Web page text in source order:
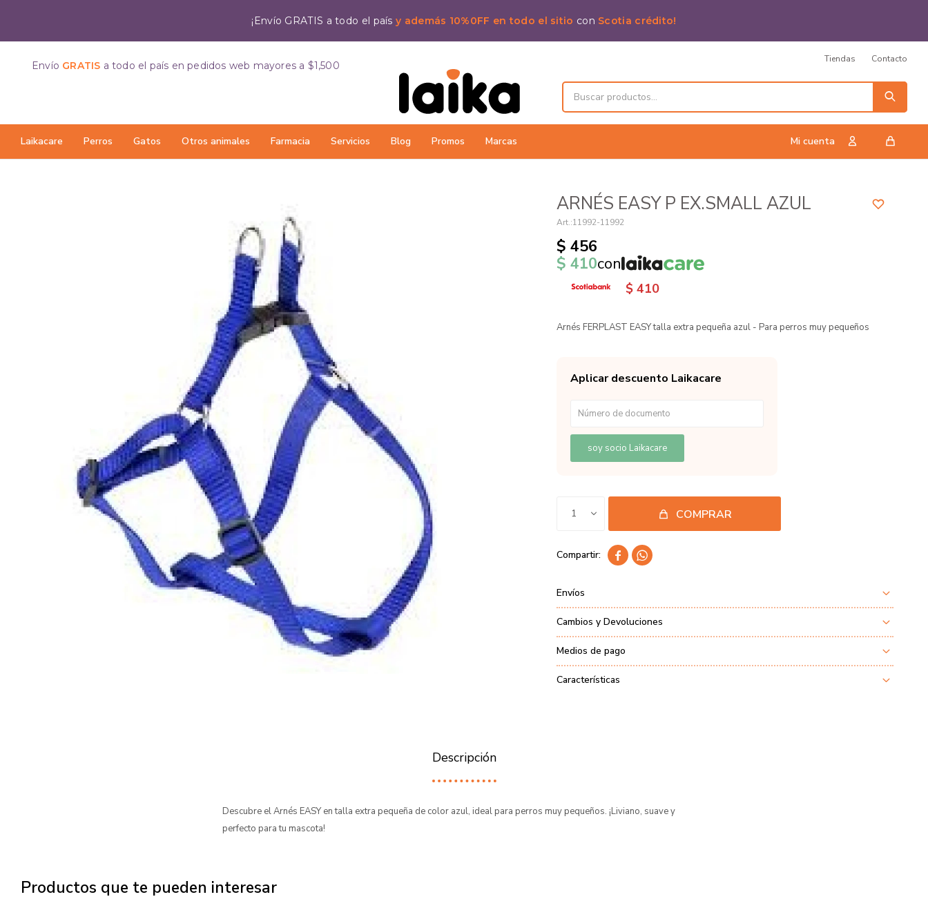
¡Envío GRATIS a todo el paísy además 10%0FF en todo el sitio con Scotia crédito!
Laikacare Perros Gatos Otros animales Farmacia Servicios Blog Promos Marcas
Envío GRATIS a todo el país en pedidos web mayores a $1,500
Tiendas Contacto
ARNÉS EASY P EX.SMALL AZUL
11992-11992
$ 456
$ 410con
$ 410
Arnés FERPLAST EASY talla extra pequeña azul - Para perros muy pequeños
Aplicar descuento Laikacare
soy socio Laikacare
1 COMPRAR
 
Envíos
Cambios y Devoluciones
Medios de pago
Características
Descripción
Descubre el Arnés EASY en talla extra pequeña de color azul, ideal para perros muy pequeños. ¡Liviano, suave y
perfecto para tu mascota!
Productos que te pueden interesar